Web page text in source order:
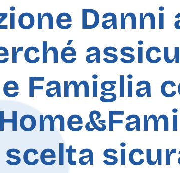
Danni
Famiglia
scelta